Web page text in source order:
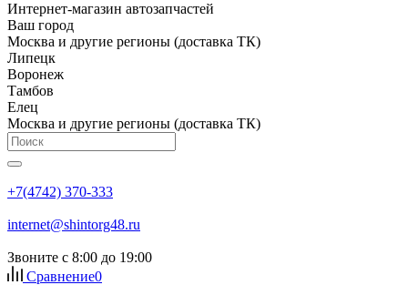
Интернет-магазин автозапчастей
Ваш город
Москва и другие регионы (доставка ТК)
Липецк
Воронеж
Тамбов
Елец
Москва и другие регионы (доставка ТК)
+7(4742) 370-333
internet@shintorg48.ru
Звоните с 8:00 до 19:00
Сравнение0